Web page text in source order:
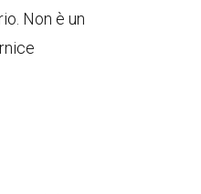
Non è un